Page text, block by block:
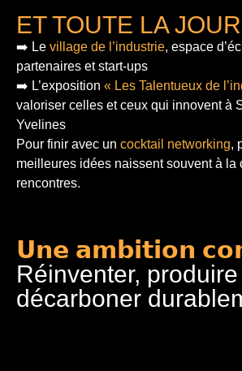
ET TOUTE LA
➡️ Le village de l’industrie, espace
partenaires et start-ups
➡️ L’exposition « Les Talentueux de
valoriser celles et ceux qui innovent à
Yvelines
Pour finir avec un cocktail networking,
meilleures idées naissent souvent à la
rencontres.
𝗨𝗻𝗲 𝗮𝗺𝗯𝗶𝘁𝗶𝗼𝗻
Réinventer,
décarboner